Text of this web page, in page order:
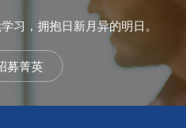
习，拥抱日新月异的明日。
募菁英